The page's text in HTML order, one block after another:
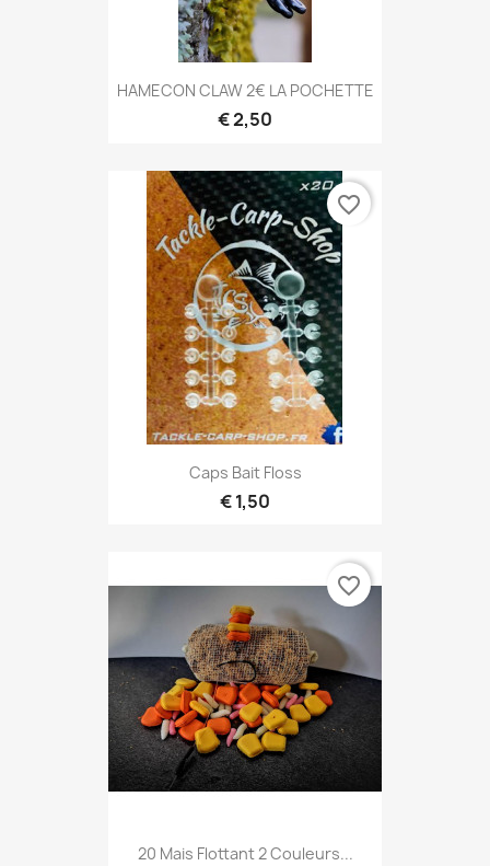
HAMECON CLAW 2€ LA POCHETTE
€ 2,50
Caps Bait Floss
€ 1,50
favorite_border
20 Mais Flottant 2 Couleurs...
favorite_border